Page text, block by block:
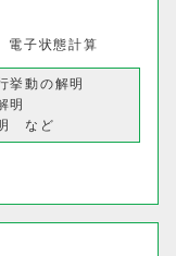
電子状態計算
挙動の解明
明
など
科